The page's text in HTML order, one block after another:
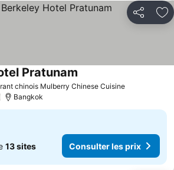
Partager
chinois Mulberry Chinese CuisineConsulter
Pratunam
Bangkok
13 sites Consulter les prix